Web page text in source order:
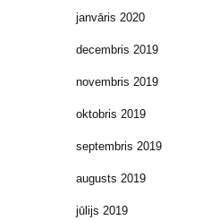
janvāris 2020
decembris 2019
novembris 2019
oktobris 2019
septembris 2019
augusts 2019
jūlijs 2019